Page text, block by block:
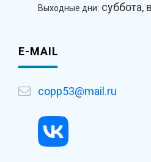
Выходные дни: суббота,
E-MAIL
copp53@mail.ru